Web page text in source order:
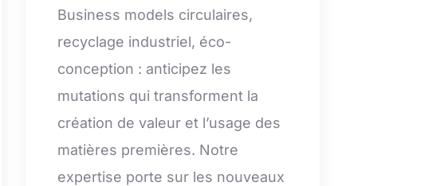
Business models circulaires,
recyclage industriel, éco-
conception : anticipez les
mutations qui transforment la
création de valeur et l’usage des
matières premières. Notre
expertise porte sur les nouveaux